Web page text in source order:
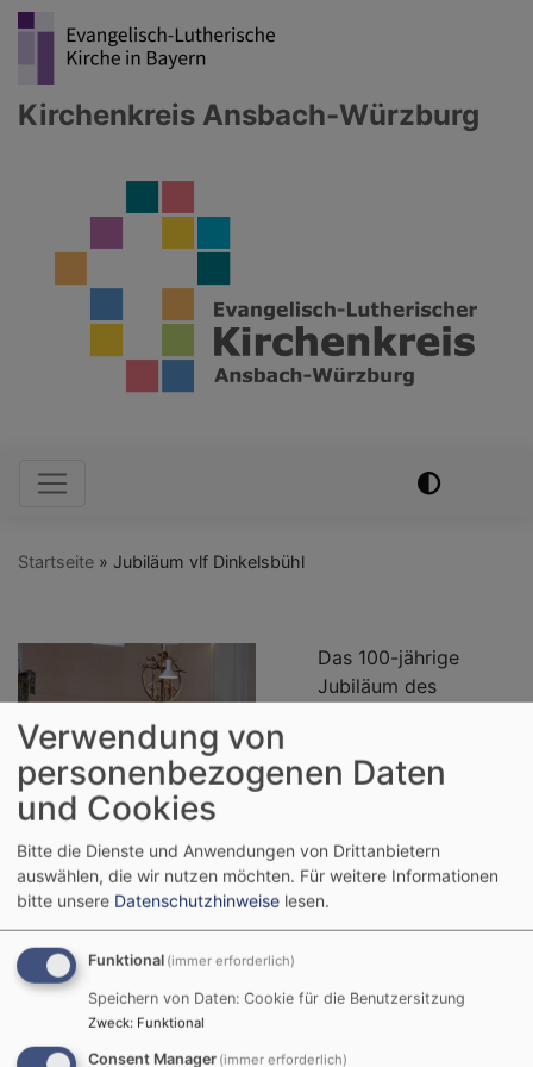
Direkt
Inhalt
Kirchenkreis Ansbach-Würzburg
Hauptnavigation
Startseite Jubiläum vlf Dinkelsbühl
Bildrechte Kirchenkreis Ansbach-Würzburg
Das 100-jährige
Jubiläum des
Fachbildung,
die Land- und
Hauswirtschaftsschule Dinkelsbühl hat mit einem
Festgottesdienst mit Regionalbischöfin Gisela
Bornowski in der St. Paulskirche begonnen. Genauso
wie die Kirchen ist auch die Landwirtschaft großen
Veränderungen unterworfen und steht unter
Rechtfertigungsdruck. Das Symbol des Brotes ist die
gemeinsame Verbindung von Landwirtschaft und
Verwendung von
personenbezogenen Daten
und Cookies
Bitte die Dienste und Anwendungen von Drittanbietern
auswählen, die wir nutzen möchten. Für weitere Informationen
bitte unsere Datenschutzhinweise lesen.
Funktional (immer erforderlich)
Speichern von Daten: Cookie für die Benutzersitzung
Zweck: Funktional
Consent Manager (immer erforderlich)